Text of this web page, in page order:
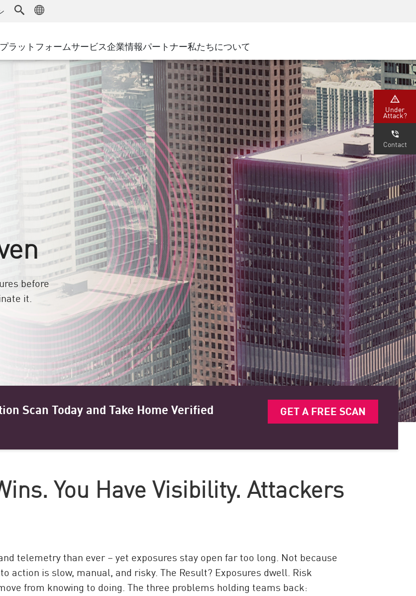
SASE
プライベートアクセス
インターネットアクセス
エンタープライズブラウザ
ューション
Edge
地方自治体
通信事業者/サービス プロバイダ
環境別ソリューション
大規模企業
小規模企業および中規模企業
プラットフォームサービス
ォール
企業情報イベント&ウェビナー
パートナー
Google Cloud Platform
Azure Cloud
パートナー ポータル
私たちについて
before
it.
Scan Today and Take Home Verified
GET A FREE SCAN
You Have Visibility. Attackers
telemetry than ever – yet exposures stay open far too long. Not because
action is slow, manual, and risky. The Result? Exposures dwell. Risk
from knowing to doing. The three problems holding teams back:
Under
Attack?
Contact